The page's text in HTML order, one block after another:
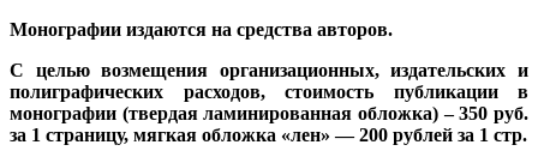
Монографии издаются на средства авторов.
С целью возмещения организационных, издательских и
полиграфических расходов, стоимость публикации в
монографии (твердая ламинированная обложка) – 350 руб.
за 1 страницу, мягкая обложка «лен» — 200 рублей за 1 стр.